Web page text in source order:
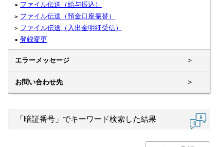
ファイル伝送（給与振込）
ファイル伝送（預金口座振替）
ファイル伝送（入出金明細受信）
登録変更
エラーメッセージ >
お問い合わせ先 >
「暗証番号」でキーワード検索した結果